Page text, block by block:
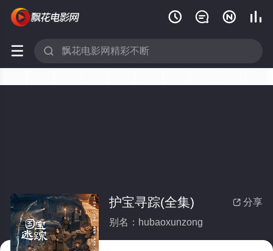
   
 
 分享
护宝寻踪(全集)
别名：hubaoxunzong